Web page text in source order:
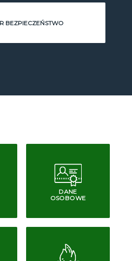
BEZPIECZEŃSTWO
DANE
OSOBOWE